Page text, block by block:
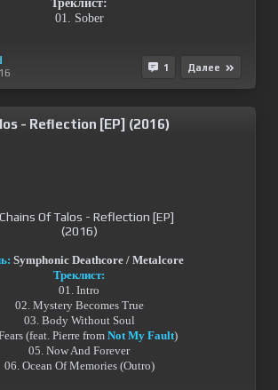
Треклист:
01. Sober
1 Далее
- Reflection [EP] (2016)
Symphonic Deathcore / Metalcore
Треклист:
01. Intro
02. Mystery Becomes True
03. Body Without Soul
(feat. Pierre from Not My Fault)
05. Now And Forever
06. Ocean Of Memories (Outro)